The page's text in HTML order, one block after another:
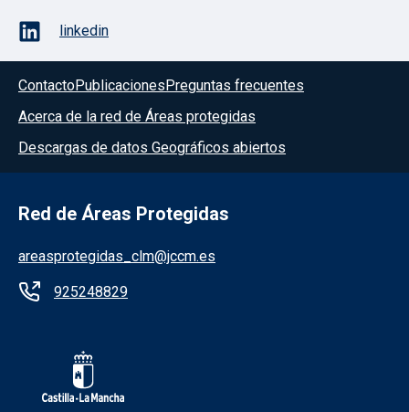
linkedin
ContactoPublicacionesPreguntas frecuentes
Acerca de la red de Áreas protegidas
Descargas de datos Geográficos abiertos
Red de Áreas Protegidas
areasprotegidas_clm@jccm.es
925248829